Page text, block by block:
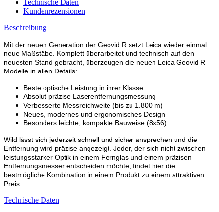
Technische Daten
Kundenrezensionen
Beschreibung
Mit der neuen Generation der Geovid R setzt Leica wieder einmal
neue Maßstäbe. Komplett überarbeitet und technisch auf den
neuesten Stand gebracht, überzeugen die neuen Leica Geovid R
Modelle in allen Details:
Beste optische Leistung in ihrer Klasse
Absolut präzise Laserentfernungsmessung
Verbesserte Messreichweite (bis zu 1.800 m)
Neues, modernes und ergonomisches Design
Besonders leichte, kompakte Bauweise (8x56)
Wild lässt sich jederzeit schnell und sicher ansprechen und die
Entfernung wird präzise angezeigt. Jeder, der sich nicht zwischen
leistungsstarker Optik in einem Fernglas und einem präzisen
Entfernungsmesser entscheiden möchte, findet hier die
bestmögliche Kombination in einem Produkt zu einem attraktiven
Preis.
Technische Daten